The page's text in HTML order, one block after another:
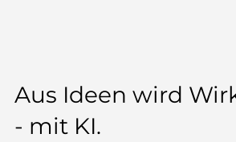
Aus Ideen wird
- mit KI.